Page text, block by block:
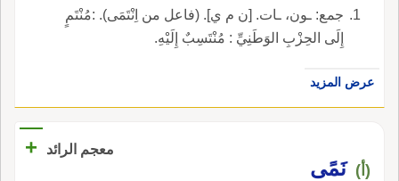
جمع: ـون، ـات. [ن م ي]. (فاعل من اِنْتَمَى). :مُنْتَمٍ
إِلَى الحِزْبِ الوَطَنِيِّ : مُنْتَسِبٌ إِلَيْهِ.
عرض المزيد
معجم الرائد +
(أ) نَمًى